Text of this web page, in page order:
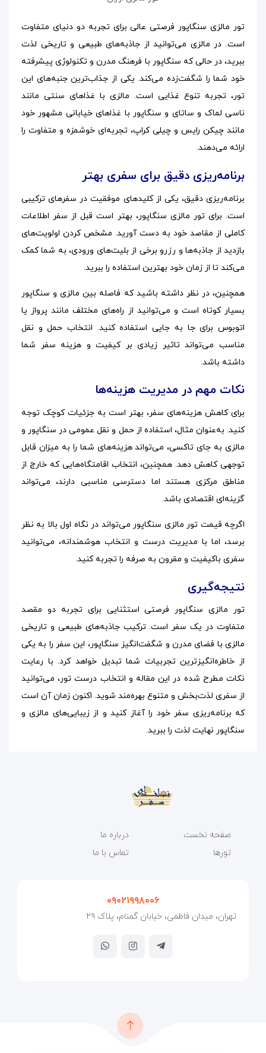
تور مالزی سنگاپور فرصتی عالی برای تجربه دو دنیای متفاوت
است. در مالزی می‌توانید از جاذبه‌های طبیعی و تاریخی لذت
ببرید، در حالی که سنگاپور با فرهنگ مدرن و تکنولوژی پیشرفته
خود شما را شگفت‌زده می‌کند. یکی از جذاب‌ترین جنبه‌های این
تور، تجربه تنوع غذایی است. مالزی با غذاهای سنتی مانند
ناسی لماک و ساتای و سنگاپور با غذاهای خیابانی مشهور خود
مانند چیکن رایس و چیلی کراپ، تجربه‌ای خوشمزه و متفاوت را
ارائه می‌دهند.
برنامه‌ریزی دقیق برای سفری بهتر
برنامه‌ریزی دقیق، یکی از کلیدهای موفقیت در سفرهای ترکیبی
است. برای تور مالزی سنگاپور، بهتر است قبل از سفر اطلاعات
کاملی از مقاصد خود به دست آورید. مشخص کردن اولویت‌های
بازدید از جاذبه‌ها و رزرو برخی از بلیت‌های ورودی، به شما کمک
می‌کند تا از زمان خود بهترین استفاده را ببرید.
همچنین، در نظر داشته باشید که فاصله بین مالزی و سنگاپور
بسیار کوتاه است و می‌توانید از راه‌های مختلف مانند پرواز یا
اتوبوس برای جا به جایی استفاده کنید. انتخاب حمل و نقل
مناسب می‌تواند تاثیر زیادی بر کیفیت و هزینه سفر شما
داشته باشد.
نکات مهم در مدیریت هزینه‌ها
برای کاهش هزینه‌های سفر، بهتر است به جزئیات کوچک توجه
کنید. به‌عنوان مثال، استفاده از حمل و نقل عمومی در سنگاپور و
مالزی به جای تاکسی، می‌تواند هزینه‌های شما را به میزان قابل
توجهی کاهش دهد. همچنین، انتخاب اقامتگاه‌هایی که خارج از
مناطق مرکزی هستند اما دسترسی مناسبی دارند، می‌تواند
گزینه‌ای اقتصادی باشد.
اگرچه قیمت تور مالزی سنگاپور می‌تواند در نگاه اول بالا به نظر
برسد، اما با مدیریت درست و انتخاب هوشمندانه، می‌توانید
سفری باکیفیت و مقرون به صرفه را تجربه کنید.
نتیجه‌گیری
تور مالزی سنگاپور فرصتی استثنایی برای تجربه دو مقصد
متفاوت در یک سفر است. ترکیب جاذبه‌های طبیعی و تاریخی
مالزی با فضای مدرن و شگفت‌انگیز سنگاپور، این سفر را به یکی
از خاطره‌انگیزترین تجربیات شما تبدیل خواهد کرد. با رعایت
نکات مطرح شده در این مقاله و انتخاب درست تور، می‌توانید
از سفری لذت‌بخش و متنوع بهره‌مند شوید. اکنون زمان آن است
که برنامه‌ریزی سفر خود را آغاز کنید و از زیبایی‌های مالزی و
سنگاپور نهایت لذت را ببرید.
صفحه نخست
تورها
درباره ما
تماس با ما
۰۹۰۲۱۹۹۸۰۰۶
تهران، میدان فاطمی، خیابان گمنام، پلاک ۲۹